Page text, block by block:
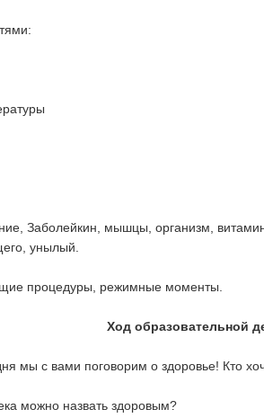
Заболейкин, мышцы, организм,
унылый.
процедуры, режимные моменты.
мы с вами поговорим о здоровье! Кто
можно назвать здоровым?